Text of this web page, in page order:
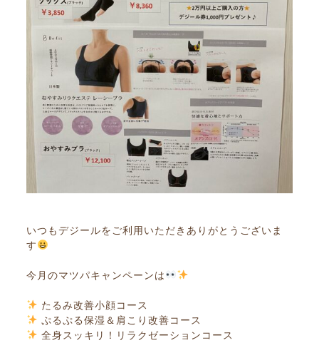
いつもデジールをご利用いただきありがとうございま
す
今月のマツパキャンペーンは
たるみ改善小顔コース
ぷるぷる保湿＆肩こり改善コース
全身スッキリ！リラクゼーションコース